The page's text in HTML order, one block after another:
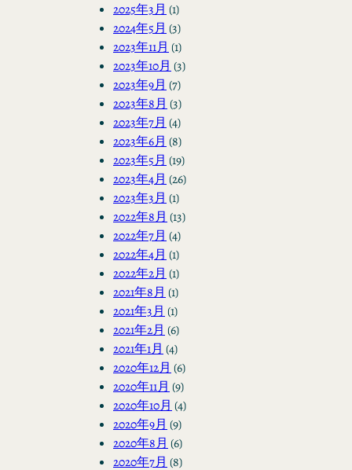
2025年3月 (1)
2024年5月 (3)
2023年11月 (1)
2023年10月 (3)
2023年9月 (7)
2023年8月 (3)
2023年7月 (4)
2023年6月 (8)
2023年5月 (19)
2023年4月 (26)
2023年3月 (1)
2022年8月 (13)
2022年7月 (4)
2022年4月 (1)
2022年2月 (1)
2021年8月 (1)
2021年3月 (1)
2021年2月 (6)
2021年1月 (4)
2020年12月 (6)
2020年11月 (9)
2020年10月 (4)
2020年9月 (9)
2020年8月 (6)
2020年7月 (8)